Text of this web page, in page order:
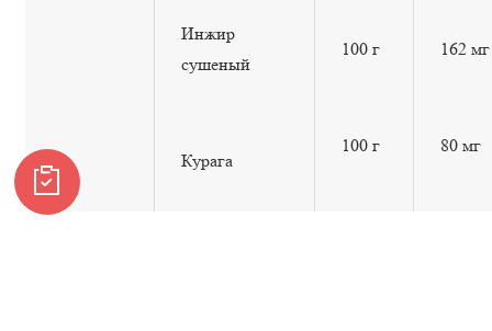
Инжир
сушеный
Курага
100 г
100 г
162 мг
80 мг